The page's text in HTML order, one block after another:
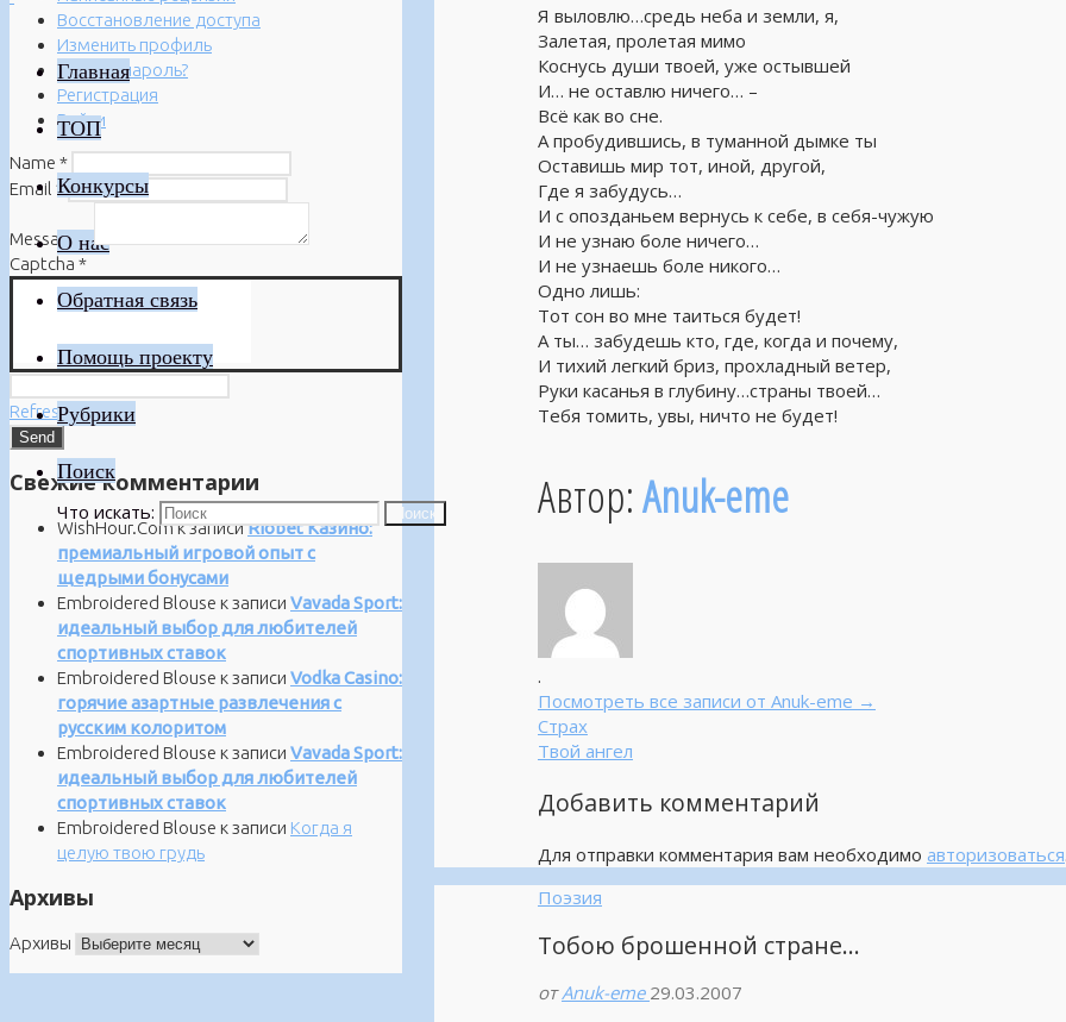
Главная
ТОП
Конкурсы
О нас
Обратная связь
Помощь проекту
Рубрики
Поиск
Что искать: Поиск
Я выловлю…средь неба и земли, я,
Залетая, пролетая мимо
Коснусь души твоей, уже остывшей
И… не оставлю ничего… –
Всё как во сне.
А пробудившись, в туманной дымке ты
Оставишь мир тот, иной, другой,
Где я забудусь…
И с опозданьем вернусь к себе, в себя-чужую
И не узнаю боле ничего…
И не узнаешь боле никого…
Одно лишь:
Тот сон во мне таиться будет!
А ты… забудешь кто, где, когда и почему,
И тихий легкий бриз, прохладный ветер,
Руки касанья в глубину…страны твоей…
Тебя томить, увы, ничто не будет!
Автор:Anuk-eme
.
Посмотреть все записи от Anuk-eme →
Страх
Твой ангел
Добавить комментарий
Для отправки комментария вам необходимо авторизоваться
Поэзия
Тобою брошенной стране…
от Anuk-eme 29.03.2007
Восстановление доступа
Изменить профиль
Забыли пароль?
Регистрация
Войти
Name *
Email *
Message*
Captcha *
Refresh
Свежие комментарии
WishHour.Comк записиRiobet Казино:
премиальный игровой опыт с
щедрыми бонусами
Embroidered Blouse к записи Vavada Sport:
идеальный выбор для любителей
спортивных ставок
Embroidered Blouse к записи Vodka Casino:
горячие азартные развлечения с
русским колоритом
Embroidered Blouse к записи Vavada Sport:
идеальный выбор для любителей
спортивных ставок
Embroidered Blouse к записи Когда я
целую твою грудь
Архивы
Архивы